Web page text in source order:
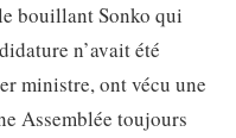
bouillant Sonko qui
n’avait été
ministre, ont vécu une
Assemblée toujours